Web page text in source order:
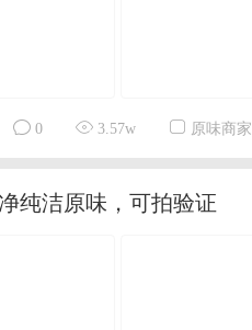
0 3.57w 原味商家
纯洁原味，可拍验证